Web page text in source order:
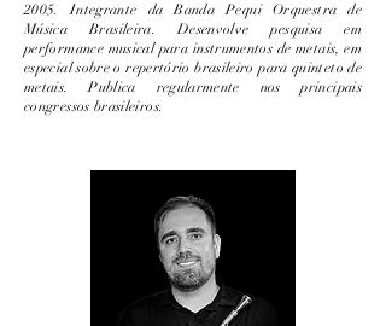
2005. Integrante da Banda Pequi Orquestra de
Música Brasileira. Desenvolve pesquisa em
performance musical para instrumentos de metais, em
especial sobre o repertório brasileiro para quinteto de
metais. Publica regularmente nos principais
congressos brasileiros.